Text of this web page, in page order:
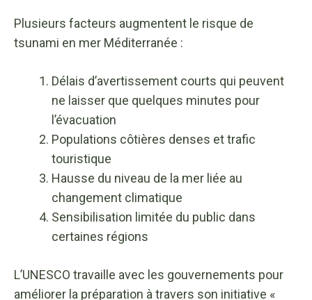
Plusieurs facteurs augmentent le risque de
tsunami en mer Méditerranée :
Délais d’avertissement courts qui peuvent
ne laisser que quelques minutes pour
l’évacuation
Populations côtières denses et trafic
touristique
Hausse du niveau de la mer liée au
changement climatique
Sensibilisation limitée du public dans
certaines régions
L’UNESCO travaille avec les gouvernements pour
améliorer la préparation à travers son initiative «